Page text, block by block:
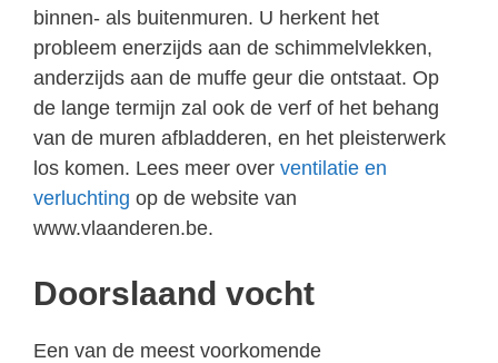
binnen- als buitenmuren. U herkent het
probleem enerzijds aan de schimmelvlekken,
anderzijds aan de muffe geur die ontstaat. Op
de lange termijn zal ook de verf of het behang
van de muren afbladderen, en het pleisterwerk
los komen. Lees meer over ventilatie en
verluchting op de website van
www.vlaanderen.be.
Doorslaand vocht
Een van de meest voorkomende